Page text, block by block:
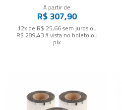
A partir de
R$ 307,90
12x de R$ 25,66sem jurosou
R$ 289,43 à vista no boleto ou
pix